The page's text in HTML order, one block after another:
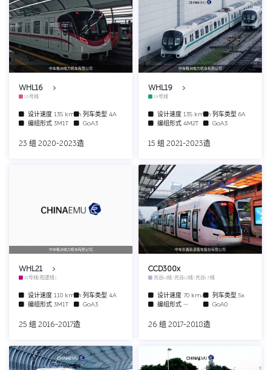
中车株洲电力机车有限公司
WHL16
16号线
设计速度 135 km/h列车类型 4A
编组形式 3M1T GoA3
23 组 2020-2023造
中车株洲电力机车有限公司
WHL19
19号线
设计速度 135 km/h列车类型 6A
编组形式 4M2T GoA3
15 组 2021-2023造
中车株洲电力机车有限公司
WHL21
21号线(阳逻线)
设计速度 110 km/h列车类型 4A
编组形式 3M1T GoA3
25 组 2016-2017造
中车长春轨道客车股份有限公司
CCD300x
光谷L1线/光谷L2线/光谷L3线
设计速度 70 km/h 列车类型 5x
编组形式 -- GoA0
26 组 2017-2018造